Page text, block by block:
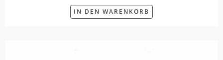
IN DEN WARENKORB